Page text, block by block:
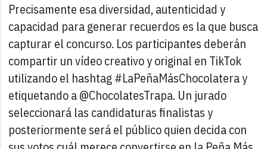
Precisamente esa diversidad, autenticidad y
capacidad para generar recuerdos es la que busca
capturar el concurso. Los participantes deberán
compartir un vídeo creativo y original en TikTok
utilizando el hashtag #LaPeñaMásChocolatera y
etiquetando a @ChocolatesTrapa. Un jurado
seleccionará las candidaturas finalistas y
posteriormente será el público quien decida con